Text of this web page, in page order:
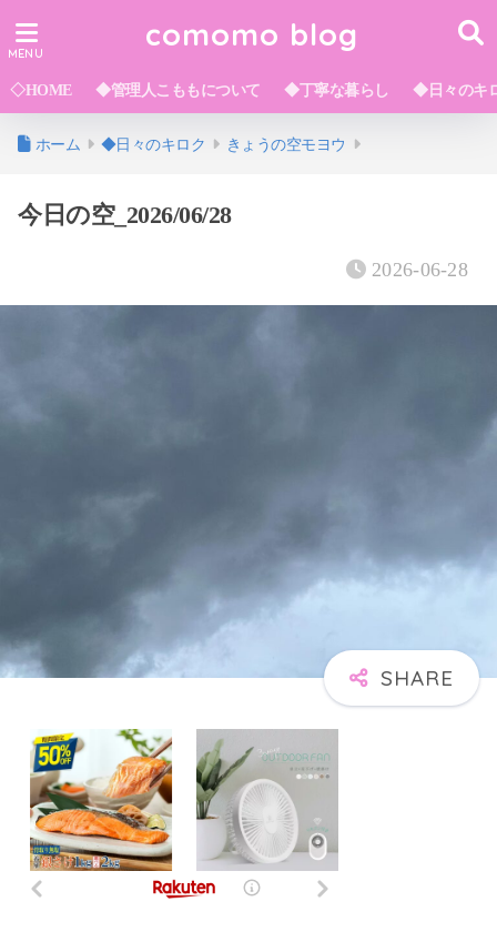
comomo blog
◇HOME ◆管理人こももについて ◆丁寧な暮らし ◆日々のキ
ホーム ◆日々のキロク きょうの空モヨウ
今日の空_2026/06/28
2026-06-28